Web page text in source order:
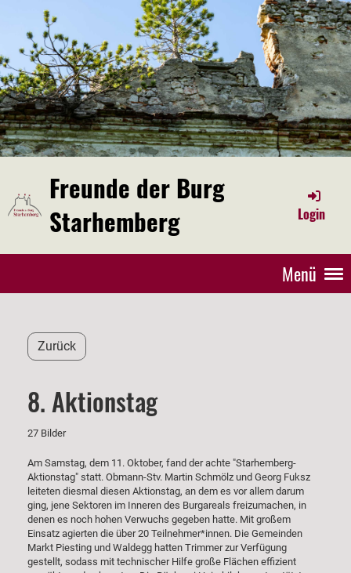
Freunde der Burg
Starhemberg
Login
Menü
Zurück
8. Aktionstag
27 Bilder
Am Samstag, dem 11. Oktober, fand der achte "Starhemberg-
Aktionstag" statt. Obmann-Stv. Martin Schmölz und Georg Fuksz
leiteten diesmal diesen Aktionstag, an dem es vor allem darum
ging, jene Sektoren im Inneren des Burgareals freizumachen, in
denen es noch hohen Verwuchs gegeben hatte. Mit großem
Einsatz agierten die über 20 Teilnehmer*innen. Die Gemeinden
Markt Piesting und Waldegg hatten Trimmer zur Verfügung
gestellt, sodass mit technischer Hilfe große Flächen effizient